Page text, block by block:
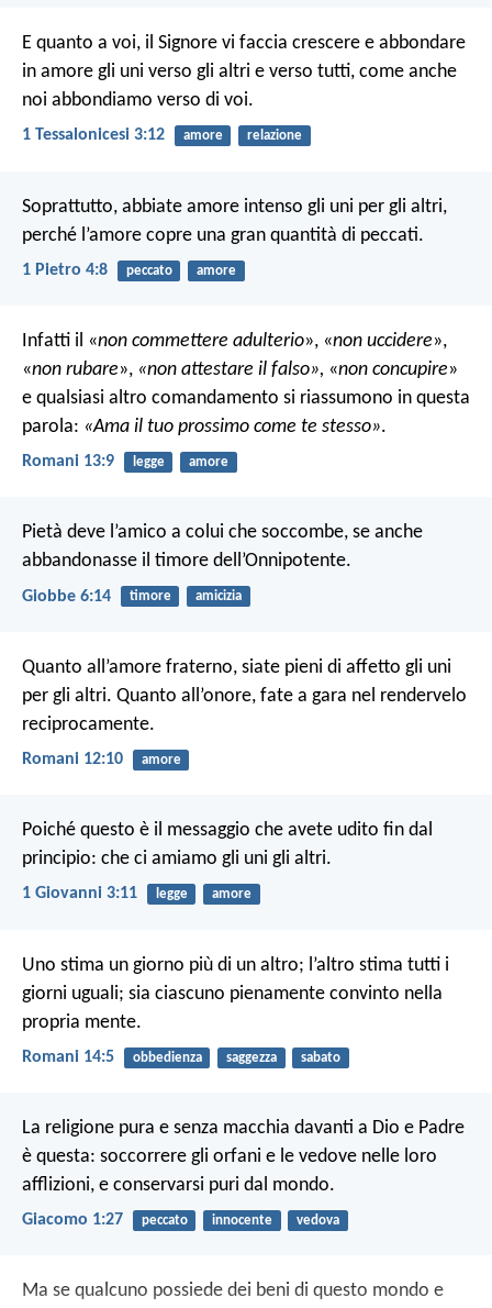
E quanto a voi, il Signore vi faccia crescere e abbondare
in amore gli uni verso gli altri e verso tutti, come anche
noi abbondiamo verso di voi.
1 Tessalonicesi 3:12 amore relazione
Soprattutto, abbiate amore intenso gli uni per gli altri,
perché l’amore copre una gran quantità di peccati.
1 Pietro 4:8 peccato amore
Infatti il «non commettere adulterio», «non uccidere»,
«non rubare», «non attestare il falso», «non concupire»
e qualsiasi altro comandamento si riassumono in questa
parola: «Ama il tuo prossimo come te stesso».
Romani 13:9 legge amore
Pietà deve l’amico a colui che soccombe, se anche
abbandonasse il timore dell’Onnipotente.
Giobbe 6:14 timore amicizia
Quanto all’amore fraterno, siate pieni di affetto gli uni
per gli altri. Quanto all’onore, fate a gara nel rendervelo
reciprocamente.
Romani 12:10 amore
Poiché questo è il messaggio che avete udito fin dal
principio: che ci amiamo gli uni gli altri.
1 Giovanni 3:11 legge amore
Uno stima un giorno più di un altro; l’altro stima tutti i
giorni uguali; sia ciascuno pienamente convinto nella
propria mente.
Romani 14:5 obbedienza saggezza sabato
La religione pura e senza macchia davanti a Dio e Padre
è questa: soccorrere gli orfani e le vedove nelle loro
afflizioni, e conservarsi puri dal mondo.
Giacomo 1:27 peccato innocente vedova
Ma se qualcuno possiede dei beni di questo mondo e